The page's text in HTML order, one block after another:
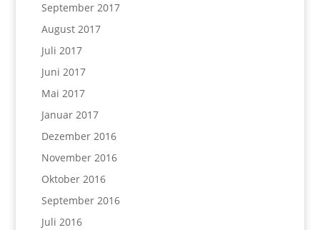
September 2017
August 2017
Juli 2017
Juni 2017
Mai 2017
Januar 2017
Dezember 2016
November 2016
Oktober 2016
September 2016
Juli 2016